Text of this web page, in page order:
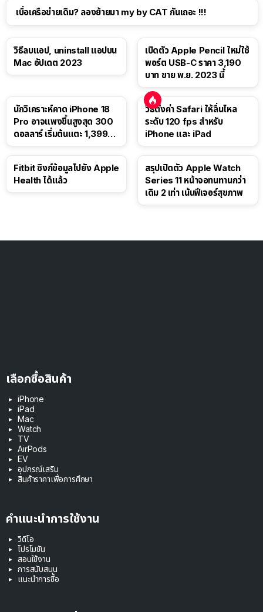
เบื่อเครือข่ายเดิม? ลองย้ายมา my by CAT กันเถอะ !!!
วิธีลบแอป, uninstall แอปบน
Mac อัปเดต 2023
เปิดตัว Apple Pencil ใหม่ใช้
พอร์ต USB-C ราคา 3,190
บาท ขาย พ.ย. 2023 นี้
นักวิเคราะห์คาด iPhone 18
Pro อาจแพงขึ้นสูงสุด 300
ดอลลาร์ เริ่มต้นแตะ 1,399
วิธีตั้งค่า Safari ให้ลื่นไหล
ระดับ 120 fps สำหรับ
iPhone และ iPad
Fitbit ซิงก์ข้อมูลไปยัง Apple
Health ได้แล้ว
สรุปเปิดตัว Apple Watch
Series 11 หน้าจอทนทานกว่า
เดิม 2 เท่า เน้นฟีเจอร์สุขภาพ
เลือกซื้อสินค้า
iPhone
iPad
Mac
Watch
TV
AirPods
EV
อุปกรณ์เสริม
สินค้าราคาเพื่อการศึกษา
คำแนะนำการใช้งาน
วิดีโอ
โปรโมชัน
สอนใช้งาน
การสนับสนุน
แนะนำการซื้อ